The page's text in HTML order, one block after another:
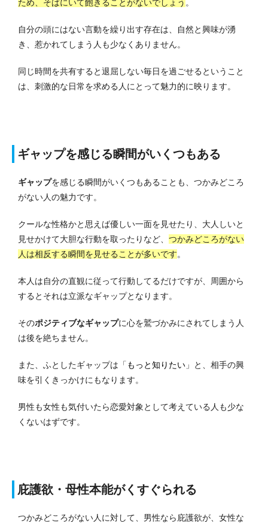
ため、そばにいて飽きることがないでしょう 。
自分の頭にはない言動を繰り出す存在は、自然と興味が湧
き、惹かれてしまう人も少なくありません。
同じ時間を共有すると退屈しない毎日を過ごせるということ
は、刺激的な日常を求める人にとって魅力的に映ります。
ギャップを感じる瞬間がいくつもある
ギャップを感じる瞬間がいくつもあることも、つかみどころ
がない人の魅力です。
クールな性格かと思えば優しい一面を見せたり、大人しいと
見せかけて大胆な行動を取ったりなど、 つかみどころがない
人は相反する瞬間を見せることが多いです。
本人は自分の直観に従って行動してるだけですが、周囲から
するとそれは立派なギャップとなります。
そのポジティブなギャップに心を鷲づかみにされてしまう人
は後を絶ちません。
また、ふとしたギャップは「もっと知りたい 」と、相手の興
味を引くきっかけにもなります。
男性も女性も気付いたら恋愛対象として考えている人も少な
くないはずです。
庇護欲・母性本能がくすぐられる
つかみどころがない人に対して、男性なら庇護欲が、女性な